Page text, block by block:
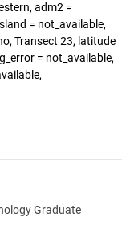
adm2 =
= not_available,
Transect 23, latitude
= not_available,
Graduate